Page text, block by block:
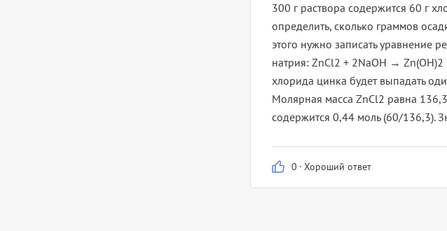
300 г раствора содержится 60 г
определить, сколько граммов
этого нужно записать уравнение
натрия: ZnCl2 + 2NaOH →
хлорида цинка будет выпадать
Молярная масса ZnCl2 равна
содержится 0,44 моль (60/136,3).
0 · Хороший ответ